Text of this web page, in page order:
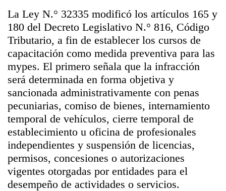
La Ley N.° 32335 modificó los artículos 165 y
180 del Decreto Legislativo N.° 816, Código
Tributario, a fin de establecer los cursos de
capacitación como medida preventiva para las
mypes. El primero señala que la infracción
será determinada en forma objetiva y
sancionada administrativamente con penas
pecuniarias, comiso de bienes, internamiento
temporal de vehículos, cierre temporal de
establecimiento u oficina de profesionales
independientes y suspensión de licencias,
permisos, concesiones o autorizaciones
vigentes otorgadas por entidades para el
desempeño de actividades o servicios.